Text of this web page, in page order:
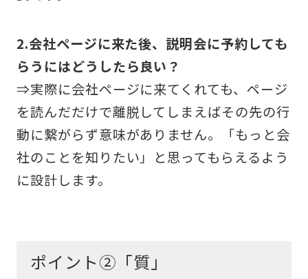
2.会社ページに来た後、説明会に予約しても
らうにはどうしたら良い？
⇒実際に会社ページに来てくれても、ページ
を読んだだけで離脱してしまえばその先の行
動に繋がらず意味がありません。「もっと会
社のことを知りたい」と思ってもらえるよう
に設計します。
ポイント②「質」